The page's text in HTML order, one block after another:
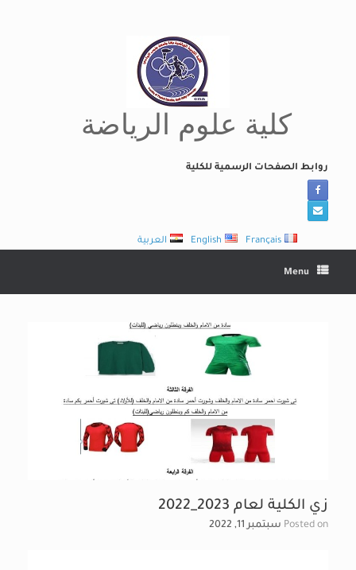
كلية علوم الرياضة
روابط الصفحات الرسمية للكلية
العربية English Français
Menu
زي الكلية لعام 2023_2022
Posted on سبتمبر 11, 2022